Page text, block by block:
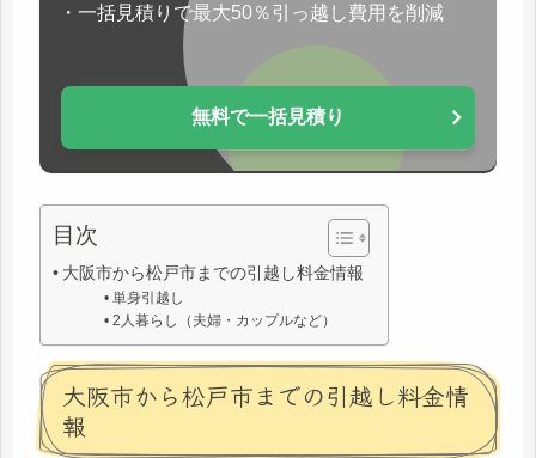
・一括見積りで最大50％引っ越し費用を削減
無料で一括見積り
目次
大阪市から松戸市までの引越し料金情報
単身引越し
2人暮らし（夫婦・カップルなど）
大阪市から松戸市までの引越し料金情
報